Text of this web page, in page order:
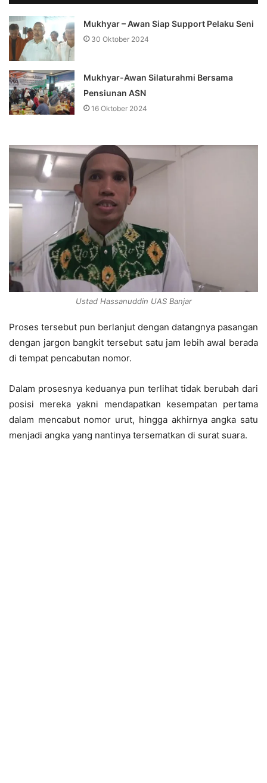
Mukhyar – Awan Siap Support Pelaku Seni
30 Oktober 2024
Mukhyar-Awan Silaturahmi Bersama
Pensiunan ASN
16 Oktober 2024
Ustad Hassanuddin UAS Banjar
Proses tersebut pun berlanjut dengan datangnya pasangan
dengan jargon bangkit tersebut satu jam lebih awal berada
di tempat pencabutan nomor.
Dalam prosesnya keduanya pun terlihat tidak berubah dari
posisi mereka yakni mendapatkan kesempatan pertama
dalam mencabut nomor urut, hingga akhirnya angka satu
menjadi angka yang nantinya tersematkan di surat suara.